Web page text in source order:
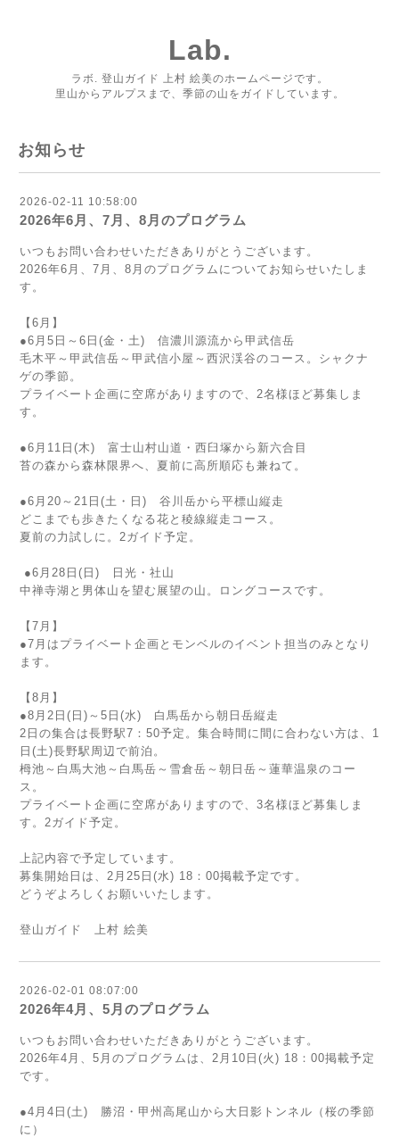
Lab.
ラボ. 登山ガイド 上村 絵美のホームページです。
里山からアルプスまで、季節の山をガイドしています。
お知らせ
2026-02-11 10:58:00
2026年6月、7月、8月のプログラム
いつもお問い合わせいただきありがとうございます。
2026年6月、7月、8月のプログラムについてお知らせいたしま
す。
【6月】
●6月5日～6日(金・土) 信濃川源流から甲武信岳
毛木平～甲武信岳～甲武信小屋～西沢渓谷のコース。シャクナ
ゲの季節。
プライベート企画に空席がありますので、2名様ほど募集しま
す。
●6月11日(木) 富士山村山道・西臼塚から新六合目
苔の森から森林限界へ、夏前に高所順応も兼ねて。
●6月20～21日(土・日) 谷川岳から平標山縦走
どこまでも歩きたくなる花と稜線縦走コース。
夏前の力試しに。2ガイド予定。
●6月28日(日) 日光・社山
中禅寺湖と男体山を望む展望の山。ロングコースです。
【7月】
●7月はプライベート企画とモンベルのイベント担当のみとなり
ます。
【8月】
●8月2日(日)～5日(水) 白馬岳から朝日岳縦走
2日の集合は長野駅7：50予定。集合時間に間に合わない方は、1
日(土)長野駅周辺で前泊。
栂池～白馬大池～白馬岳～雪倉岳～朝日岳～蓮華温泉のコー
ス。
プライベート企画に空席がありますので、3名様ほど募集しま
す。2ガイド予定。
上記内容で予定しています。
募集開始日は、2月25日(水) 18：00掲載予定です。
どうぞよろしくお願いいたします。
登山ガイド 上村 絵美
2026-02-01 08:07:00
2026年4月、5月のプログラム
いつもお問い合わせいただきありがとうございます。
2026年4月、5月のプログラムは、2月10日(火) 18：00掲載予定
です。
●4月4日(土) 勝沼・甲州高尾山から大日影トンネル（桜の季節
に）